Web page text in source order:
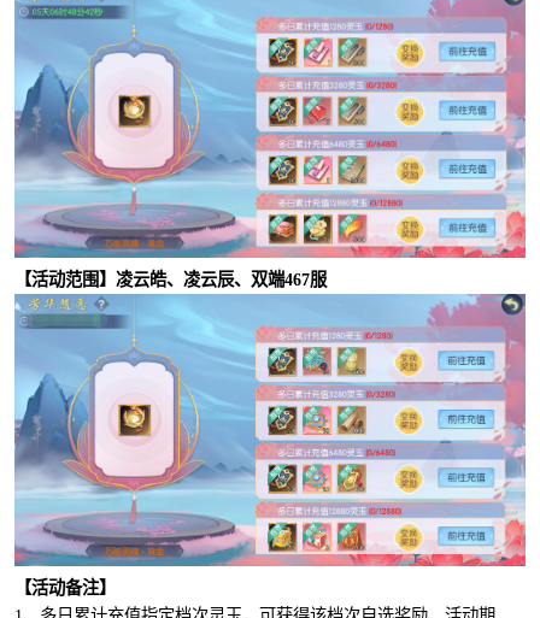
【活动范围】凌云皓、凌云辰、双端467服
【活动备注】